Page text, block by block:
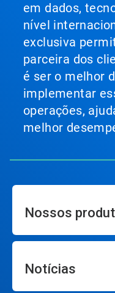
em dados,
nível
exclusiva
parceira dos
é ser o melhor
implementar
operações,
melhor
Nossos
Notícias